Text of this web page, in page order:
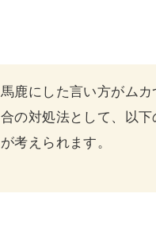
馬鹿にした言い方がム
合の対処法として、以
が考えられます。